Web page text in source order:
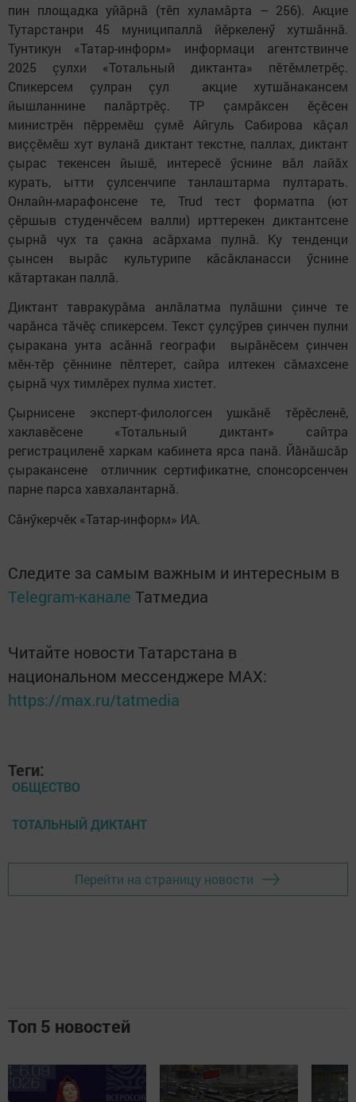
пин площадка уйăрнă (тӗп хуламăрта – 256). Акцие
Тутарстанри 45 муниципаллă йӗркеленӳ хутшăннă.
Тунтикун «Татар-информ» информаци агентствинче
2025 çулхи «Тотальный диктанта» пӗтӗмлетрӗç.
Спикерсем çулран çул акцие хутшăнакансем
йышланнине палăртрӗç. ТР çамрăксен ӗçӗсен
министрӗн пӗрремӗш çумӗ Айгуль Сабирова кăçал
виççӗмӗш хут вуланă диктант текстне, паллах, диктант
çырас текенсен йышӗ, интересӗ ӳснине вăл лайăх
курать, ытти çулсенчипе танлаштарма пултарать.
Онлайн-марафонсене те, Trud тест форматпа (ют
çӗршыв студенчӗсем валли) ирттерекен диктантсене
çырнă чух та çакна асăрхама пулнă. Ку тенденци
çынсен вырăс культурипе кăсăкланасси ӳснине
кăтартакан паллă.
Диктант тавракурăма анлăлатма пулăшни çинче те
чарăнса тăчӗç спикерсем. Текст çулçӳрев çинчен пулни
çыракана унта асăннă географи вырăнӗсем çинчен
мӗн-тӗр çӗннине пӗлтерет, сайра илтекен сăмахсене
çырнă чух тимлӗрех пулма хистет.
Çырнисене эксперт-филологсен ушкăнӗ тӗрӗсленӗ,
хаклавӗсене «Тотальный диктант» сайтра
регистрациленӗ харкам кабинета ярса панă. Йăнăшсăр
çыракансене отличник сертификатне, спонсорсенчен
парне парса хавхалантарнă.
Сăнӳкерчӗк «Татар-информ» ИА.
Следите за самым важным и интересным в
Telegram-канале Татмедиа
Читайте новости Татарстана в
национальном мессенджере MАХ:
https://max.ru/tatmedia
Теги:
ОБЩЕСТВО
ТОТАЛЬНЫЙ ДИКТАНТ
Перейти на страницу новости
Топ 5 новостей